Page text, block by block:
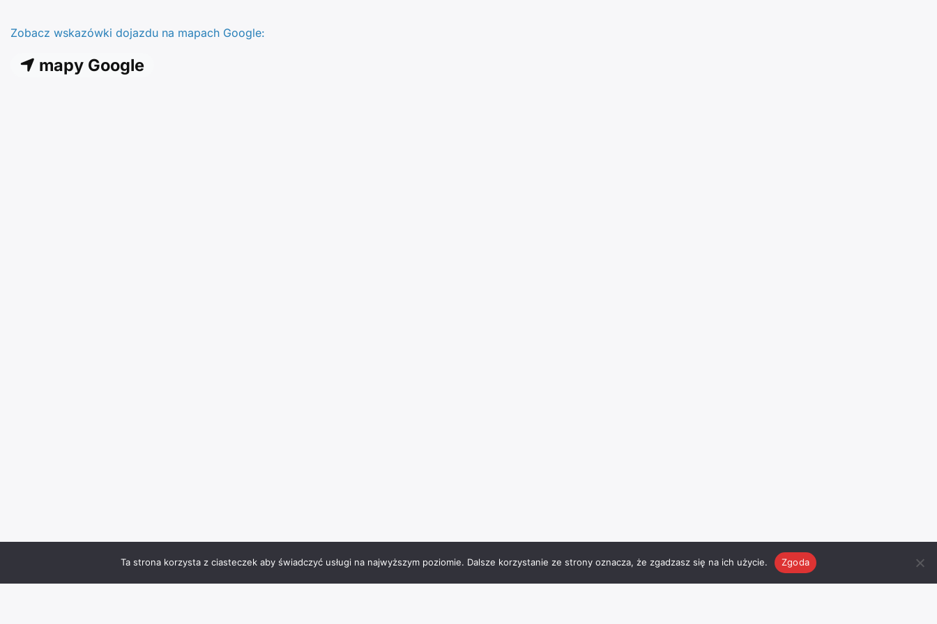
Zobacz wskazówki dojazdu na mapach Google:
mapy Google
Ta strona korzysta z ciasteczek aby świadczyć usługi na najwyższym poziomie. Dalsze korzystanie ze strony oznacza, że zgadzasz się na ich użycie. Zgoda